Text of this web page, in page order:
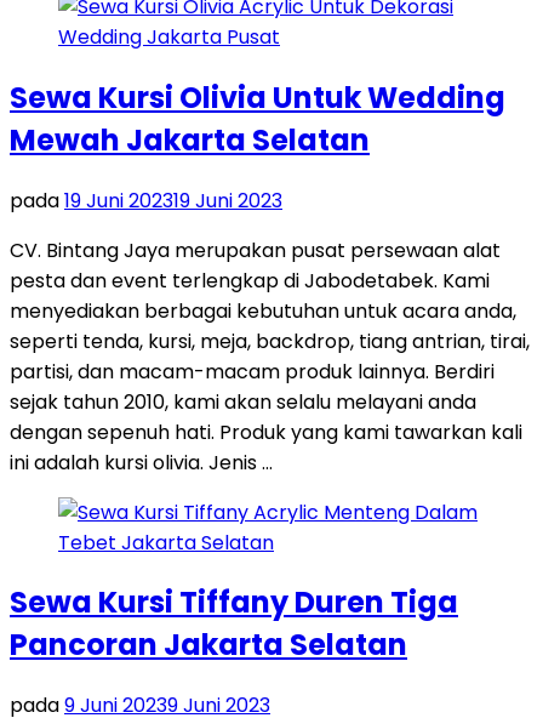
Sewa Kursi Olivia Untuk Wedding
Mewah Jakarta Selatan
pada19 Juni 202319 Juni 2023
CV. Bintang Jaya merupakan pusat persewaan alat
pesta dan event terlengkap di Jabodetabek. Kami
menyediakan berbagai kebutuhan untuk acara anda,
seperti tenda, kursi, meja, backdrop, tiang antrian, tirai,
partisi, dan macam-macam produk lainnya. Berdiri
sejak tahun 2010, kami akan selalu melayani anda
dengan sepenuh hati. Produk yang kami tawarkan kali
ini adalah kursi olivia. Jenis …
Sewa Kursi Tiffany Duren Tiga
Pancoran Jakarta Selatan
pada9 Juni 20239 Juni 2023